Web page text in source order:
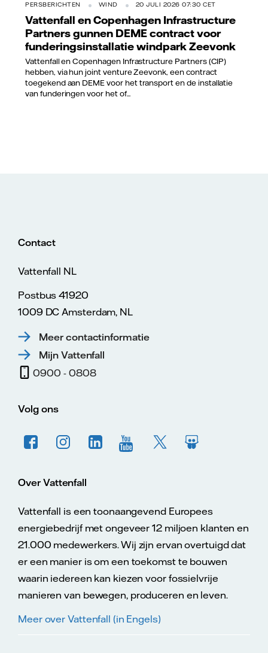
PERSBERICHTEN WIND 20 JULI 2026 07:30 CET
Vattenfall en Copenhagen Infrastructure
Partners gunnen DEME contract voor
funderingsinstallatie windpark Zeevonk
Vattenfall en Copenhagen Infrastructure Partners (CIP)
hebben, via hun joint venture Zeevonk, een contract
toegekend aan DEME voor het transport en de installatie
van funderingen voor het of...
Contact
Vattenfall NL
Postbus 41920
1009 DC Amsterdam, NL
Meer contactinformatie
Mijn Vattenfall
0900 - 0808
Volg ons
Over Vattenfall
Vattenfall is een toonaangevend Europees
energiebedrijf met ongeveer 12 miljoen klanten en
21.000 medewerkers. Wij zijn ervan overtuigd dat
er een manier is om een toekomst te bouwen
waarin iedereen kan kiezen voor fossielvrije
manieren van bewegen, produceren en leven.
Meer over Vattenfall (in Engels)